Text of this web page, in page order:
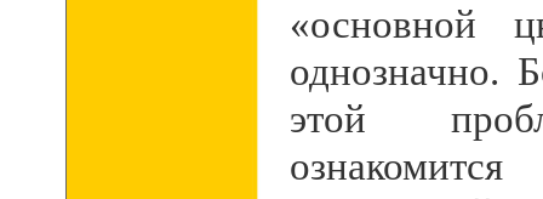
«основной
однозначно.
этой